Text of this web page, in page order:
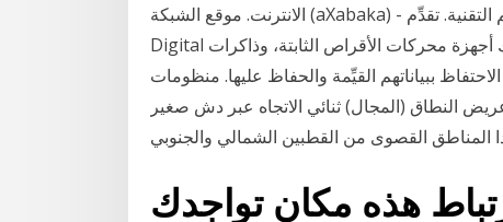
الانترنت. موقع الشبكة (aXabaka) - مصدرك الأول للأخبار و المستجدات في عالم التقنية. تقدِّم Western
Digital حلول تخزين بيانات، بما في ذلك أجهزة محركات الأقراص الثابتة، وذاكرات Flash SSD وحلول
ببياناتهم القيِّمة والحفاظ عليها. منظومات
النطاق (المجال) ثنائي الاتجاه عبر دش صغير
هذه مكان تواجدك